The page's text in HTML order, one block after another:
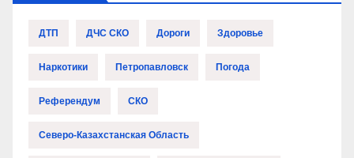
ДТП ДЧС СКО Дороги Здоровье
Наркотики Петропавловск Погода
Референдум СКО
Северо-Казахстанская Область